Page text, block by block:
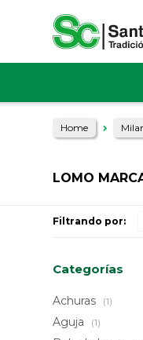
Home
LOMO
Filtrando por:
Categorías
Achuras (1)
Aguja (1)